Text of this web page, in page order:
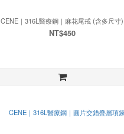
CENE｜316L醫療鋼｜麻花尾戒 (含多尺寸)
NT$450